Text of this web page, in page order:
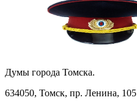
Думы города Томска.
634050, Томск, пр. Ленина, 105